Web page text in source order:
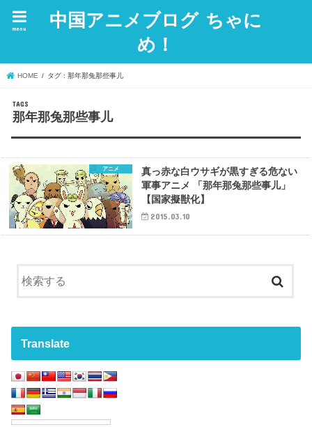
中国アニメブログ ちゃに
め！
menu
HOME タグ : 那年那兔那些事儿
那年那兔那些事儿
アニメ
真っ赤な白ウサギが黒すぎる危ない
軍事アニメ 「那年那兔那些事儿」
【国家擬獣化】
2015.03.10
Translate